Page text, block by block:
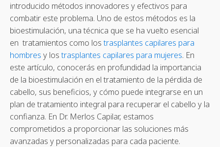
introducido métodos innovadores y efectivos para
combatir este problema. Uno de estos métodos es la
bioestimulación, una técnica que se ha vuelto esencial
en tratamientos como lostrasplantes capilares para
hombres y lostrasplantes capilares para mujeres. En
este artículo, conocerás en profundidad la importancia
de la bioestimulación en el tratamiento de la pérdida de
cabello, sus beneficios, y cómo puede integrarse en un
plan de tratamiento integral para recuperar el cabello y la
confianza. En Dr. Merlos Capilar, estamos
comprometidos a proporcionar las soluciones más
avanzadas y personalizadas para cada paciente.